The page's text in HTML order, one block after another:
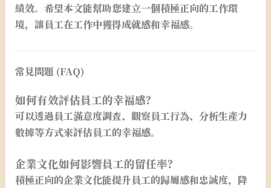
績效。希望本文能幫助您建立一個積極正向的工作環
境，讓員工在工作中獲得成就感和幸福感。
常見問題 (FAQ)
如何有效評估員工的幸福感？
可以透過員工滿意度調查、觀察員工行為、分析生產力
數據等方式來評估員工的幸福感。
企業文化如何影響員工的留任率？
積極正向的企業文化能提升員工的歸屬感和忠誠度，降